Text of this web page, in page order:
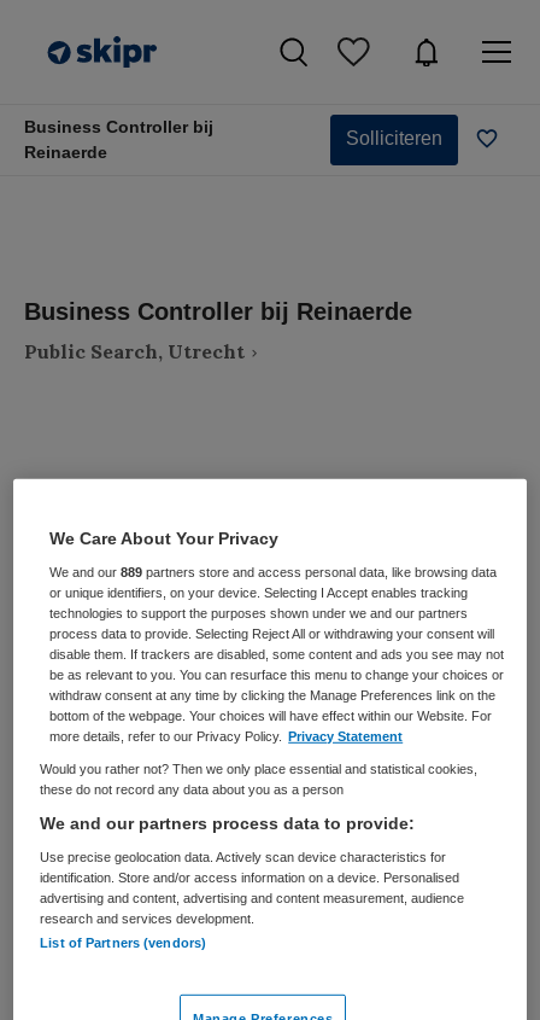
Business Controller bij
Reinaerde
Solliciteren
Business Controller bij Reinaerde
Public Search, Utrecht
Zorgmanagement
BRANCHE
Instelling/tehuis
AANSTELLING
Tijdelijk met uitzicht op vast
PLAATSINGSDATUM
12 mei 2026
NIVEAU
HBO
ERVARING
Ervaren
DIENSTVERBAND
Fulltime
Vacature niet beschikbaar
Deze vacature Business Controller bij Reinaerde bij
Public Search is niet meer actueel. Hieronder staan
enkele vergelijkbare vacatures die voor u wellicht
We Care About Your Privacy
We and our889 partners store and access personal data, like browsing data
or unique identifiers, on your device. Selecting I Accept enables tracking
technologies to support the purposes shown under we and our partners
process data to provide. Selecting Reject All or withdrawing your consent will
disable them. If trackers are disabled, some content and ads you see may not
be as relevant to you. You can resurface this menu to change your choices or
withdraw consent at any time by clicking the Manage Preferences link on the
bottom of the webpage. Your choices will have effect within our Website. For
more details, refer to our Privacy Policy.
Privacy Statement
Would you rather not? Then we only place essential and statistical cookies,
these do not record any data about you as a person
We and our partners process data to provide:
Use precise geolocation data. Actively scan device characteristics for
identification. Store and/or access information on a device. Personalised
advertising and content, advertising and content measurement, audience
research and services development.
List of Partners (vendors)